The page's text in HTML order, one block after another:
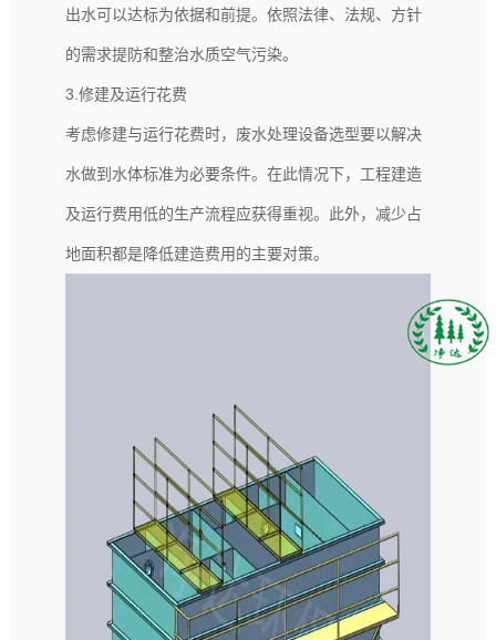
出水可以达标为依据和前提。依照法律、法规、方针
的需求提防和整治水质空气污染。
3.修建及运行花费
考虑修建与运行花费时，废水处理设备选型要以解决
水做到水体标准为必要条件。在此情况下，工程建造
及运行费用低的生产流程应获得重视。此外，减少占
地面积都是降低建造费用的主要对策。